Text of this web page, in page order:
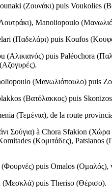
(Ζουνάκι) puis Voukolies (
), Manoliopoulo (
(Παδελάρι) puis Koufos (
(Αλικιανός) puis Paléochora (
Αζογυρές).
(Μανωλιόπουλο) puis
(Βατόλακκος) puis
(Τεμένια), de la route
Σούγια) à Chora Sfakion (Χώρα
(Κομιτάδες), Patsianos (
(Φουρνές) puis Omalos (Ομαλός),
(Μεσκλά) puis Theriso (Θέρισο).